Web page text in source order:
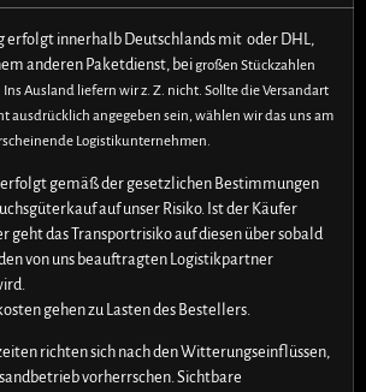
erfolgt innerhalb Deutschlands mit oder DHL,
anderen Paketdienst, bei großen Stückzahlen
Ausland liefern wir z. Z. nicht. Sollte die Versandart
ausdrücklich angegeben sein, wählen wir das uns am
Logistikunternehmen.
erfolgt gemäß der gesetzlichen Bestimmungen
auf unser Risiko. Ist der Käufer
geht das Transportrisiko auf diesen über sobald
von uns beauftragten Logistikpartner
gehen zu Lasten des Bestellers.
richten sich nach den Witterungseinflüssen,
vorherrschen. Sichtbare